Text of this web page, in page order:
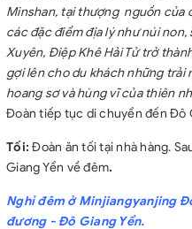
Minshan, tại thượng nguồn của
các đặc điểm địa lý như núi
Xuyên, Điệp Khê Hải Tử trở
gợi lên cho du khách những trải
hoang sơ và hùng vĩ của thiên
Đoàn tiếp tục di chuyển đến Đô
Tối:Đoàn ăn tối tại nhà hàng.
Giang Yển về đêm.
Nghỉ đêm ở Minjiangyanjing
đương - Đô Giang Yển.